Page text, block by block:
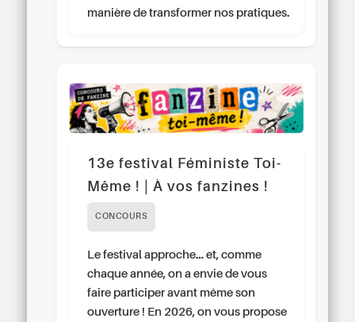
manière de transformer nos pratiques.
13e festival Féministe Toi-
Même ! | À vos fanzines !
CONCOURS
Le festival approche… et, comme
chaque année, on a envie de vous
faire participer avant même son
ouverture ! En 2026, on vous propose